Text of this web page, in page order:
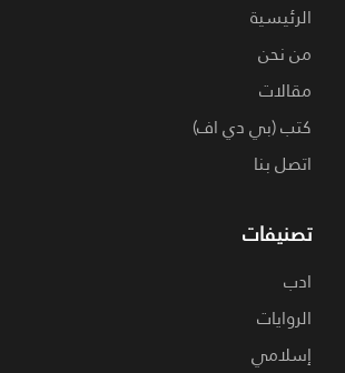
الرئيسية
من نحن
مقالات
كتب (بي دي اف)
اتصل بنا
تصنيفات
ادب
الروايات
إسلامي